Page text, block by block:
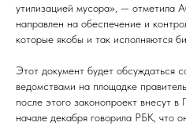
утилизацией мусора», — отметила
направлен на обеспечение и
которые якобы и так исполняются
Этот документ будет обсуждаться
ведомствами на площадке
после этого законопроект внесут
начале декабря говорила РБК, что